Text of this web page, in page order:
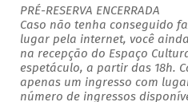
PRÉ-RESERVA ENCERRADA
Caso não tenha conseguido
lugar pela internet, você
na recepção do Espaço
espetáculo, a partir das 18h.
apenas um ingresso com
número de ingressos